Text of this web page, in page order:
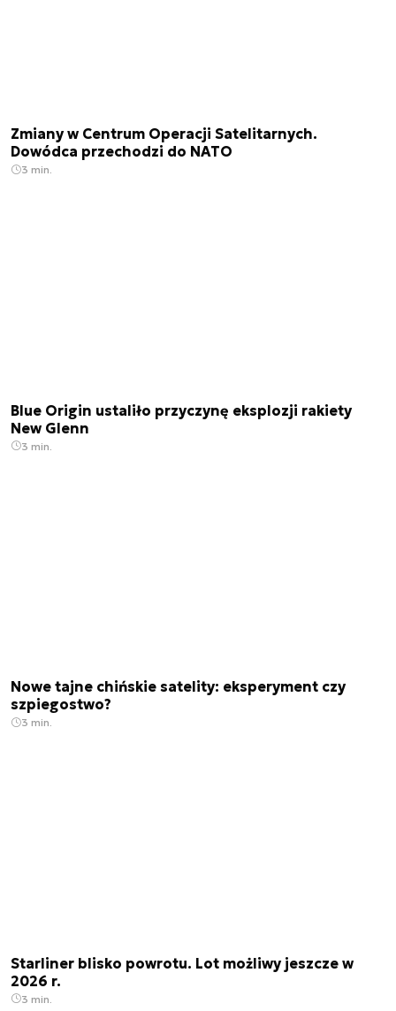
Zmiany w Centrum Operacji Satelitarnych.
Dowódca przechodzi do NATO
3 min.
Blue Origin ustaliło przyczynę eksplozji rakiety
New Glenn
3 min.
Nowe tajne chińskie satelity: eksperyment czy
szpiegostwo?
3 min.
Starliner blisko powrotu. Lot możliwy jeszcze w
2026 r.
3 min.